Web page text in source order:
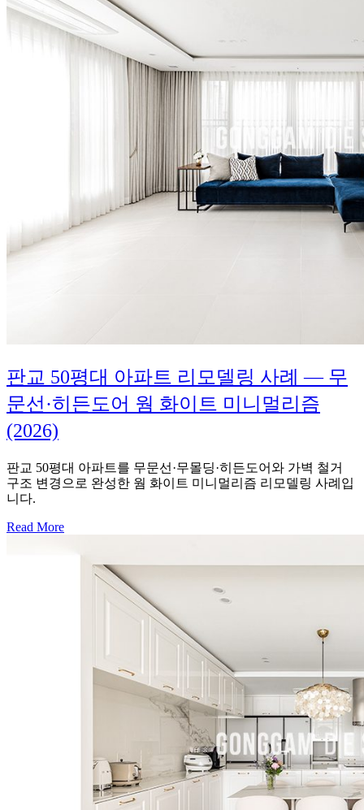
판교 50평대 아파트 리모델링 사례 — 무
문선·히든도어 웜 화이트 미니멀리즘
(2026)
판교 50평대 아파트를 무문선·무몰딩·히든도어와 가벽 철거
구조 변경으로 완성한 웜 화이트 미니멀리즘 리모델링 사례입
니다.
Read More